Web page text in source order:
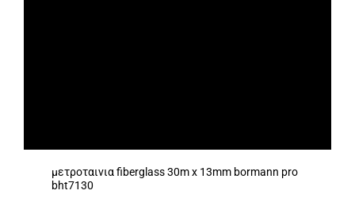
μετροταινια fiberglass 30m x 13mm bormann pro
bht7130